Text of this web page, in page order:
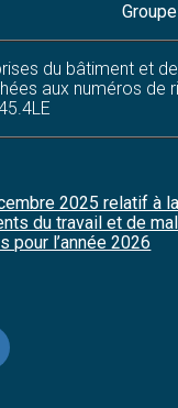
du bâtiment et
aux numéros de
2025 relatif à
du travail et de
pour l’année 2026